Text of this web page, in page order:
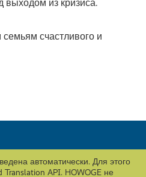
выходом из кризиса.
счастливого и
автоматически. Для этого
API. HOWOGE не